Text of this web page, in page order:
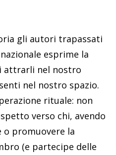
gli autori trapassati
esprime la
attrarli nel nostro
nel nostro spazio.
rituale: non
verso chi, avendo
promuovere la
(e partecipe delle